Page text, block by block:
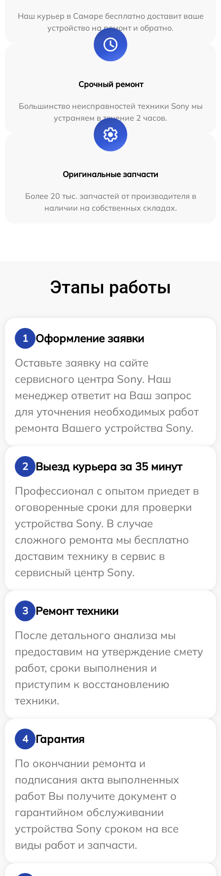
Наш курьер в Самаре бесплатно доставит ваше
устройство на ремонт и обратно.
Срочный ремонт
Большинство неисправностей техники Sony мы
устраняем в течение 2 часов.
Оригинальные запчасти
Более 20 тыс. запчастей от производителя в
наличии на собственных складах.
Этапы работы
1
Оформление заявки
Оставьте заявку на сайте
сервисного центра Sony. Наш
менеджер ответит на Ваш запрос
для уточнения необходимых работ
ремонта Вашего устройства Sony.
2
Выезд курьера за 35 минут
Профессионал с опытом приедет в
оговоренные сроки для проверки
устройства Sony. В случае
сложного ремонта мы бесплатно
доставим технику в сервис в
сервисный центр Sony.
3
Ремонт техники
После детального анализа мы
предоставим на утверждение смету
работ, сроки выполнения и
приступим к восстановлению
техники.
4
Гарантия
По окончании ремонта и
подписания акта выполненных
работ Вы получите документ о
гарантийном обслуживании
устройства Sony сроком на все
виды работ и запчасти.